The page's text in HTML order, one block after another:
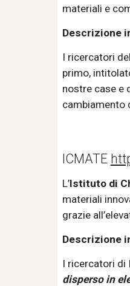
materiali e
Descrizione
I ricercatori
primo,
nostre case e
cambiamento
ICMATE
L’Istituto di
materiali
grazie
Descrizione
I ricercatori di
disperso in